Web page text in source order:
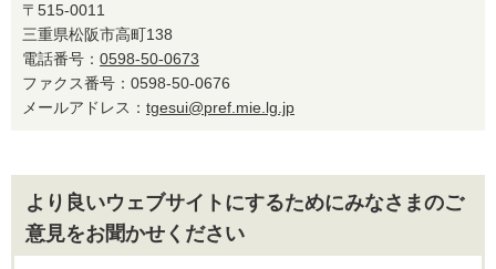
〒515-0011
三重県松阪市高町138
電話番号： 0598-50-0673
ファクス番号：0598-50-0676
メールアドレス： tgesui@pref.mie.lg.jp
より良いウェブサイトにするためにみなさまのご
意見をお聞かせください